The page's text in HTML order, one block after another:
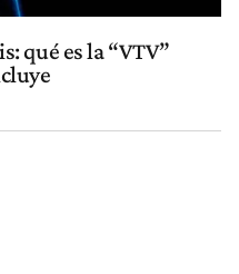
qué es la “VTV”